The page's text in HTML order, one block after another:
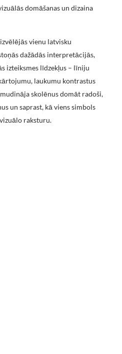
domāšanas un dizaina
vienu latvisku
dažādās interpretācijās,
izteiksmes līdzekļus – līniju
laukumu kontrastus
skolēnus domāt radoši,
un saprast, kā viens simbols
raksturu.